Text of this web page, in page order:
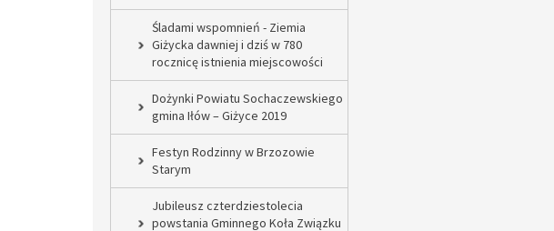
Śladami wspomnień - Ziemia
Giżycka dawniej i dziś w 780
rocznicę istnienia miejscowości
Dożynki Powiatu Sochaczewskiego
gmina Iłów – Giżyce 2019
Festyn Rodzinny w Brzozowie
Starym
Jubileusz czterdziestolecia
powstania Gminnego Koła Związku